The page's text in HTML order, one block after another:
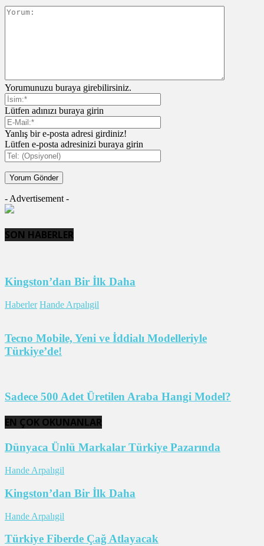
Yorumunuzu buraya girebilirsiniz.
Lütfen adınızı buraya girin
Yanlış bir e-posta adresi girdiniz!
Lütfen e-posta adresinizi buraya girin
- Advertisement -
SON HABERLER
Kingston’dan Bir İlk Daha
Haberler Hande Arpalıgil
Tecno Mobile, Yeni ve İddialı Modelleriyle
Türkiye’de!
Sadece 500 Adet Üretilen Araba Hangi Model?
EN ÇOK OKUNANLAR
Dünyaca Ünlü Markalar Türkiye Pazarında
Hande Arpalıgil
Kingston’dan Bir İlk Daha
Hande Arpalıgil
Türkiye Fiberde Çağ Atlayacak